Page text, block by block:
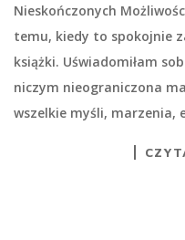
Nieskończonych
temu, kiedy to spokojnie
książki. Uświadomiłam
niczym nieograniczona
wszelkie myśli, marzenia,